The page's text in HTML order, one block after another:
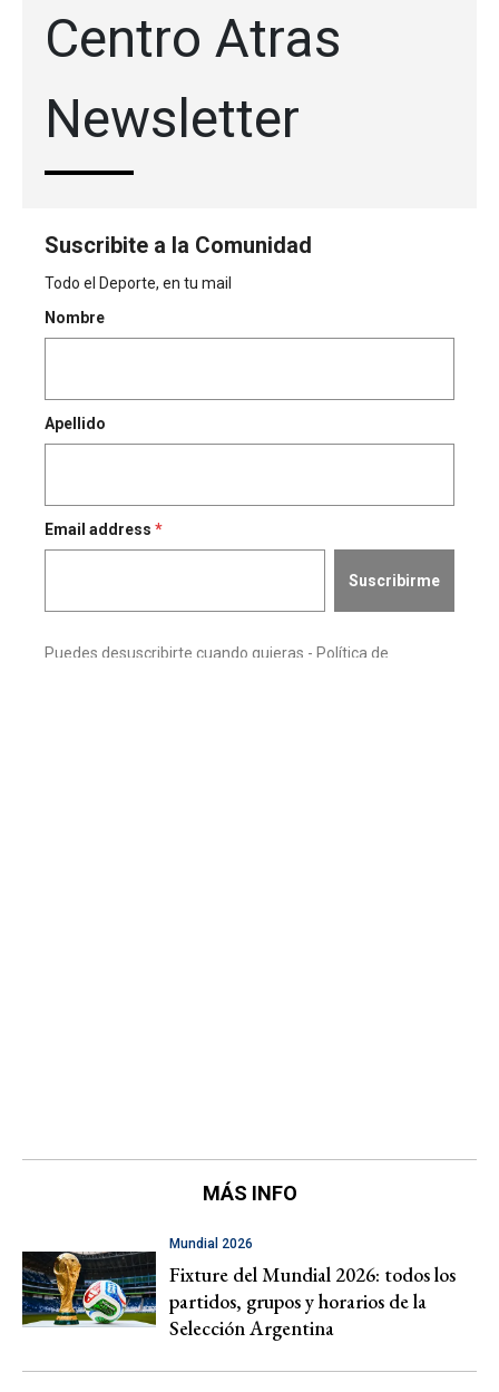
MÁS INFO
Mundial 2026
Fixture del Mundial 2026: todos los
partidos, grupos y horarios de la
Selección Argentina